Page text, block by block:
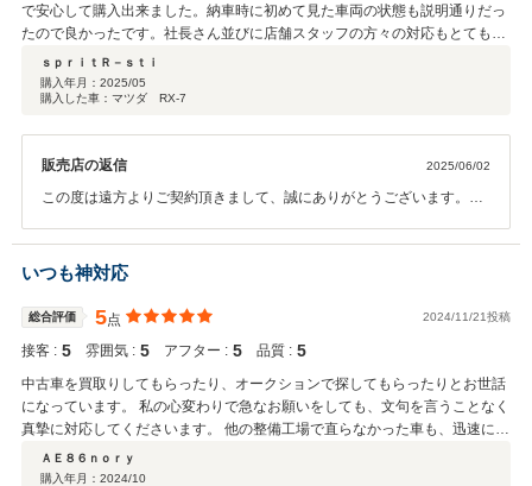
で安心して購入出来ました。納車時に初めて見た車両の状態も説明通りだっ
たので良かったです。社長さん並びに店舗スタッフの方々の対応もとても良
かったです！また購入したいと思えるお店でした。皆さんありがとうござい
ました。
ｓｐｒｉｔＲ－ｓｔｉ
購入年月： 2025/05
購入した車：マツダ RX-7
販売店の返信 2025/06/02
この度は遠方よりご契約頂きまして、誠にありがとうございます。ま
お客様に喜んで頂けることが、何よりも私共の励みになります。今後
より一層社員全員で徹底させたいと思っております。またぜひお気軽
にお立ち寄りください。 今後ともどうぞ宜しくお願い致します。
いつも神対応
総合評価 5点 2024/11/21投稿
接客 : 5 雰囲気 : 5 アフター : 5 品質 : 5
中古車を買取りしてもらったり、オークションで探してもらったりとお世話
になっています。 私の心変わりで急なお願いをしても、文句を言うことなく
真摯に対応してくださいます。 他の整備工場で直らなかった車も、迅速に修
理してくれたりと、何をお願いしても安心です。 これからも色々とお世話に
なります。
ＡＥ８６ｎｏｒｙ
購入年月： 2024/10